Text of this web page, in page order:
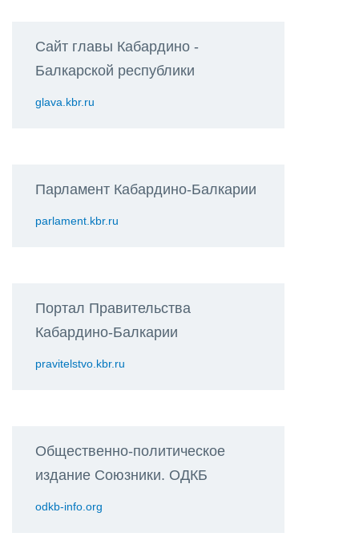
Сайт главы Кабардино -
Балкарской республики
glava.kbr.ru
Парламент Кабардино-Балкарии
parlament.kbr.ru
Портал Правительства
Кабардино-Балкарии
pravitelstvo.kbr.ru
Общественно-политическое
издание Союзники. ОДКБ
odkb-info.org